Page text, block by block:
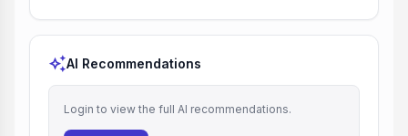
auto_awesomeAI Recommendations
Login to view the full AI recommendations.